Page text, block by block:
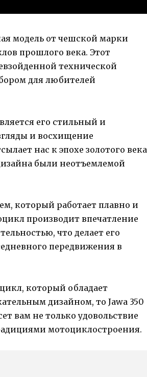
модель от чешской марки
прошлого века. Этот
технической
для любителей
его стильный и
и восхищение
нас к эпохе золотого века
были неотъемлемой
который работает плавно и
производит впечатление
что делает его
передвижения в
который обладает
дизайном, то Jawa 350
вам не только удовольствие
мотоциклостроения.